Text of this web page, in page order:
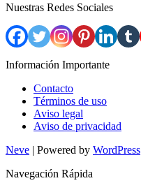
Nuestras Redes Sociales
Información Importante
Contacto
Términos de uso
Aviso legal
Aviso de privacidad
Neve | Powered by WordPress
Navegación Rápida